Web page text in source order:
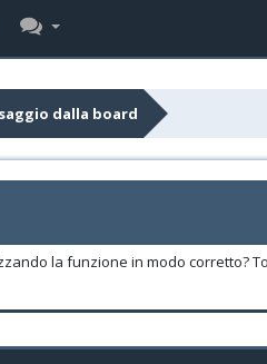
dalla board
la funzione in modo corretto?